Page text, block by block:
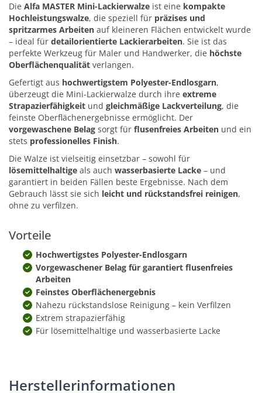
Die Alfa MASTER Mini-Lackierwalze ist eine kompakte
Hochleistungswalze, die speziell für präzises und
spritzarmes Arbeiten auf kleineren Flächen entwickelt wurde
– ideal für detailorientierte Lackierarbeiten. Sie ist das
perfekte Werkzeug für Maler und Handwerker, die höchste
Oberflächenqualität verlangen.
Gefertigt aus hochwertigstem Polyester-Endlosgarn,
überzeugt die Mini-Lackierwalze durch ihre extreme
Strapazierfähigkeit und gleichmäßige Lackverteilung, die
feinste Oberflächenergebnisse ermöglicht. Der
vorgewaschene Belag sorgt für flusenfreies Arbeiten und ein
stets professionelles Finish.
Die Walze ist vielseitig einsetzbar – sowohl für
lösemittelhaltige als auch wasserbasierte Lacke – und
garantiert in beiden Fällen beste Ergebnisse. Nach dem
Gebrauch lässt sie sich leicht und rückstandsfrei reinigen,
ohne zu verfilzen.
Vorteile
Hochwertigstes Polyester-Endlosgarn
Vorgewaschener Belag für garantiert flusenfreies
Arbeiten
Feinstes Oberflächenergebnis
Nahezu rückstandslose Reinigung – kein Verfilzen
Extrem strapazierfähig
Für lösemittelhaltige und wasserbasierte Lacke
Herstellerinformationen